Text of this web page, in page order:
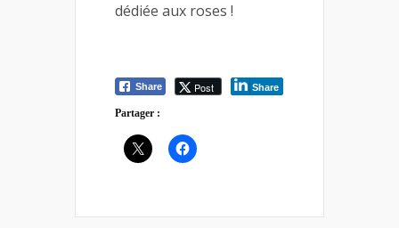
dédiée aux roses !
Share Post Share
Partager :